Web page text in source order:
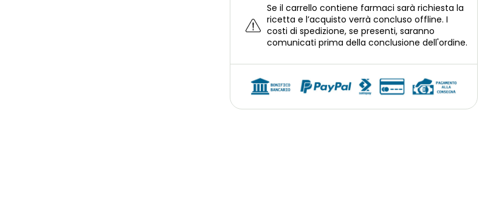
Se il carrello contiene farmaci sarà richiesta la
ricetta e l’acquisto verrà concluso offline. I
costi di spedizione, se presenti, saranno
comunicati prima della conclusione dell'ordine.